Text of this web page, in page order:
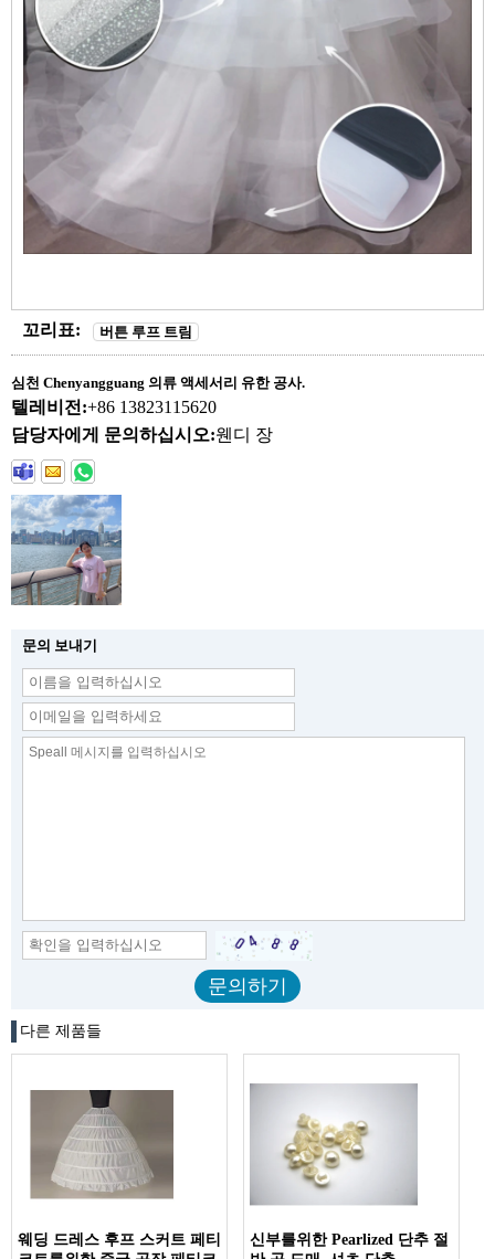
꼬리표: 버튼 루프 트림
심천 Chenyangguang 의류 액세서리 유한 공사.
텔레비전:+86 13823115620
담당자에게 문의하십시오:웬디 장
문의 보내기
다른 제품들
웨딩 드레스 후프 스커트 페티
신부를위한 Pearlized 단추 절